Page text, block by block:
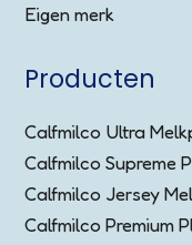
Eigen merk
Producten
Calfmilco Ultra
Calfmilco Supreme
Calfmilco Jersey
Calfmilco Premium